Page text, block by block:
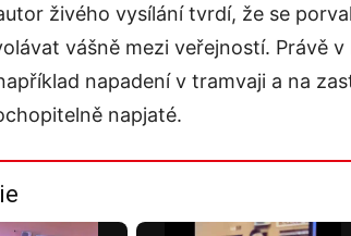
živého vysílání tvrdí, že se
vášně mezi veřejností. Právě
napadení v tramvaji a na
napjaté.